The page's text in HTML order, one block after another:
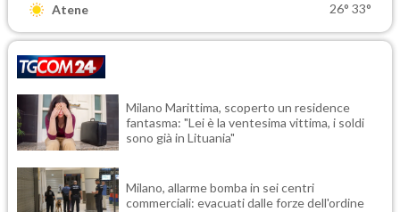
Atene 26° 33°
Milano Marittima, scoperto un residence
fantasma: "Lei è la ventesima vittima, i soldi
sono già in Lituania"
Milano, allarme bomba in sei centri
commerciali: evacuati dalle forze dell'ordine